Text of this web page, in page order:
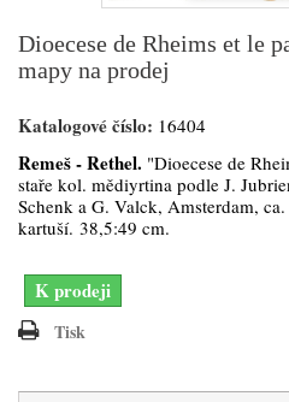
Dioecese de Rheims et le
mapy na prodej
Katalogové číslo: 16404
Remeš - Rethel. "Dioecese de
staře kol. mědiyrtina podle J.
Schenk a G. Valck, Amsterdam,
kartuší. 38,5:49 cm.
K prodeji
Tisk